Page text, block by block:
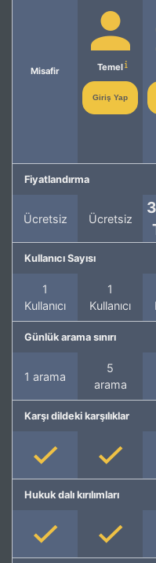
Misafir Temel
Giriş Yap
Fiyatlandırma
Ücretsiz Ücretsiz
Kullanıcı Sayısı
1
Kullanıcı
1
Kullanıcı
Günlük arama sınırı
1 arama
5
arama
Karşı dildeki karşılıklar
Hukuk dalı kırılımları